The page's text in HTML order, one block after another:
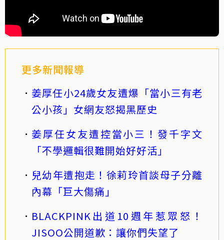
更多新聞報導
姜厚任小24歲女友遭爆「當小三有老
公小孩」女網友怒揭黑歷史
姜厚任女友遭控當小三！發千字文
「不學邏輯很難開始好好活」
兒幼年遭抱走！徐莉玲首談母子分離
內幕「巨大傷痛」
BLACKPINK出道10週年惹眾怒！
JISOO公開道歉：讓你們失望了